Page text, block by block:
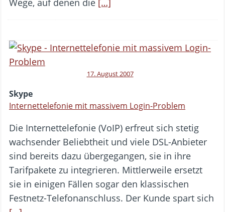
Wege, auf denen die […]
17. August 2007
Skype
Internettelefonie mit massivem Login-Problem
Die Internettelefonie (VoIP) erfreut sich stetig
wachsender Beliebtheit und viele DSL-Anbieter
sind bereits dazu übergegangen, sie in ihre
Tarifpakete zu integrieren. Mittlerweile ersetzt
sie in einigen Fällen sogar den klassischen
Festnetz-Telefonanschluss. Der Kunde spart sich